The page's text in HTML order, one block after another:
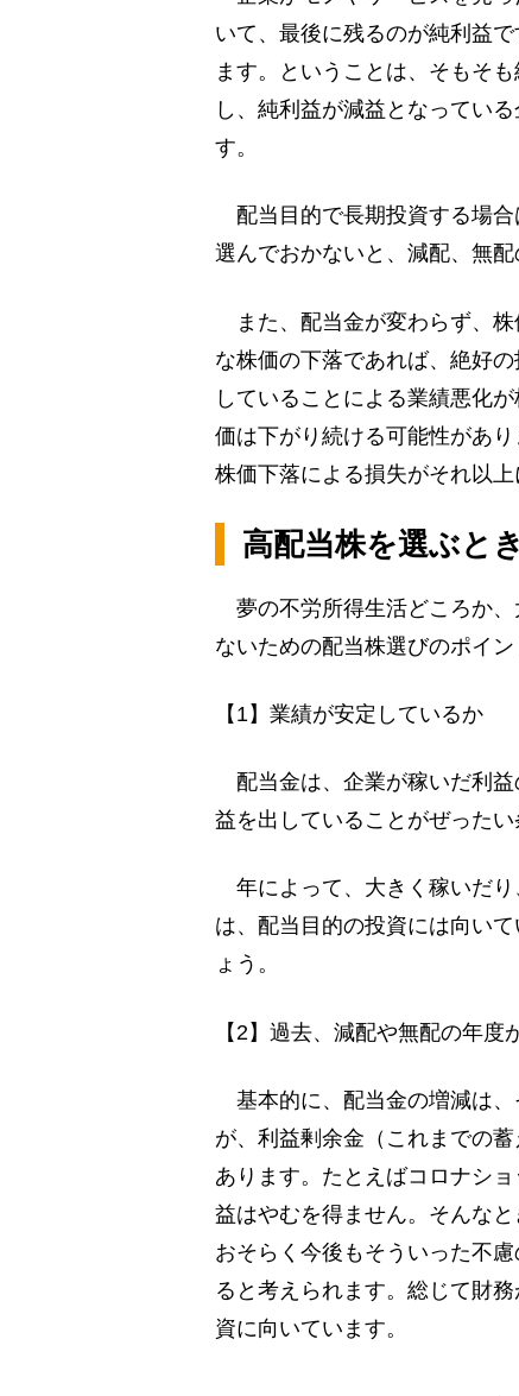
いて、最後に残るのが純利益
ます。ということは、そもそ
し、純利益が減益となってい
す。
配当目的で長期投資する場合
選んでおかないと、減配、無
また、配当金が変わらず、株
な株価の下落であれば、絶好
していることによる業績悪化
価は下がり続ける可能性があ
株価下落による損失がそれ以
高配当株を選ぶと
夢の不労所得生活どころか、
ないための配当株選びのポイン
【1】業績が安定しているか
配当金は、企業が稼いだ利益
益を出していることがぜったい
年によって、大きく稼いだり
は、配当目的の投資には向い
ょう。
【2】過去、減配や無配の年度
基本的に、配当金の増減は、
が、利益剰余金（これまでの
あります。たとえばコロナシ
益はやむを得ません。そんな
おそらく今後もそういった不
ると考えられます。総じて財
資に向いています。